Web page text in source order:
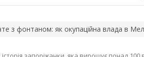
як окупаційна влада в